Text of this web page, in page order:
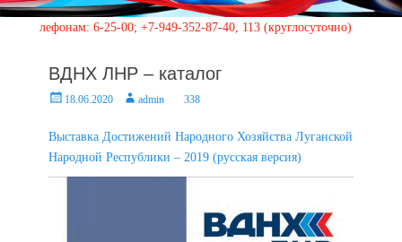
6-25-00; +7-949-352-87-40, 113 (круглосуточно)
ВДНХ ЛНР – каталог
Posted18.06.2020 Authoradmin 338
Выставка Достижений Народного Хозяйства Луганской
Народной Республики – 2019 (русская версия)